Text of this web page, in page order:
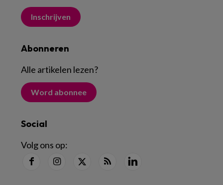
Inschrijven
Abonneren
Alle artikelen lezen?
Word abonnee
Social
Volg ons op: